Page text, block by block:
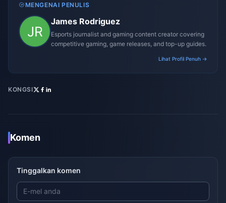
MENGENAI PENULIS
James Rodriguez
Esports journalist and gaming content creator covering
competitive gaming, game releases, and top-up guides.
Lihat Profil Penuh →
KONGSI
Komen
Tinggalkan komen